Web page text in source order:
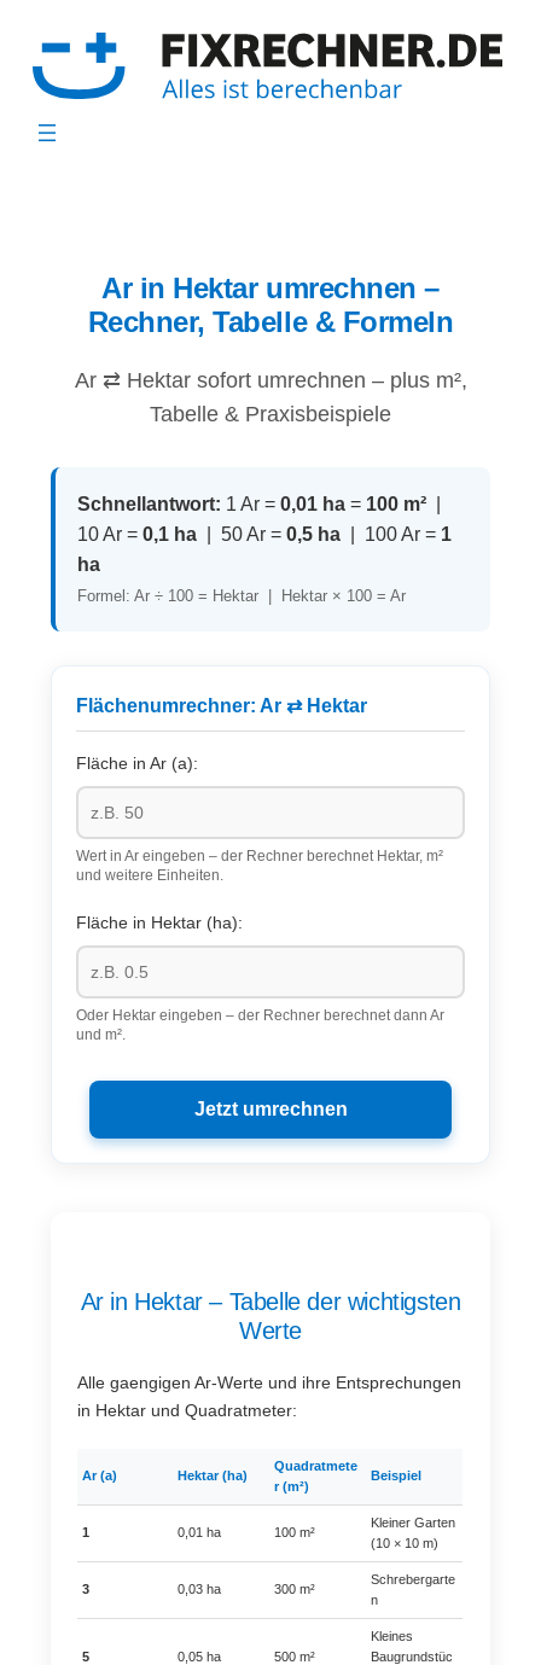
Inhalt
springen
Ar in Hektar umrechnen –
Rechner, Tabelle & Formeln
Ar ⇄ Hektar sofort umrechnen – plus m²,
Tabelle & Praxisbeispiele
Schnellantwort: 1 Ar = 0,01 ha= 100 m²|
10 Ar = 0,1 ha| 50 Ar = 0,5 ha| 100 Ar = 1
ha
Formel: Ar ÷ 100 = Hektar | Hektar × 100 = Ar
Flächenumrechner: Ar ⇄ Hektar
Fläche in Ar (a):
Wert in Ar eingeben – der Rechner berechnet Hektar, m²
und weitere Einheiten.
Fläche in Hektar (ha):
Oder Hektar eingeben – der Rechner berechnet dann Ar
und m².
Jetzt umrechnen
Ar in Hektar – Tabelle der wichtigsten
Werte
Alle gaengigen Ar-Werte und ihre Entsprechungen
in Hektar und Quadratmeter:
Ar (a) Hektar (ha)
Quadratmete
r (m²)
Beispiel
1 0,01 ha 100 m²
Kleiner Garten
(10 × 10 m)
3 0,03 ha 300 m²
Schrebergarte
n
5 0,05 ha 500 m²
Kleines
Baugrundstüc